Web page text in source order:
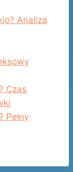
Analiza
Czas
Pełny